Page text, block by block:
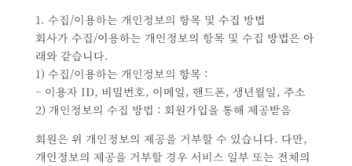
1. 수집/이용하는 개인정보의 항목 및 수집 방법
회사가 수집/이용하는 개인정보의 항목 및 수집 방법은 아
래와 같습니다.
1) 수집/이용하는 개인정보의 항목 :
– 이용자 ID, 비밀번호, 이메일, 핸드폰, 생년월일, 주소
2) 개인정보의 수집 방법 : 회원가입을 통해 제공받음
회원은 위 개인정보의 제공을 거부할 수 있습니다. 다만,
개인정보의 제공을 거부할 경우 서비스 일부 또는 전체의